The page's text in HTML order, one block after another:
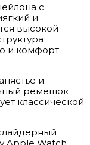
с
и
высокой
и комфорт
и
ремешок
классической
Apple Watch.